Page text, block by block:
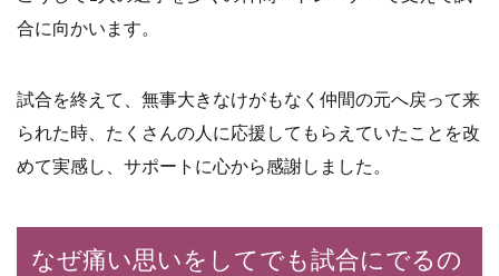
合に向かいます。
試合を終えて、無事大きなけがもなく仲間の元へ戻って来
られた時、たくさんの人に応援してもらえていたことを改
めて実感し、サポートに心から感謝しました。
なぜ痛い思いをしてでも試合にでるの